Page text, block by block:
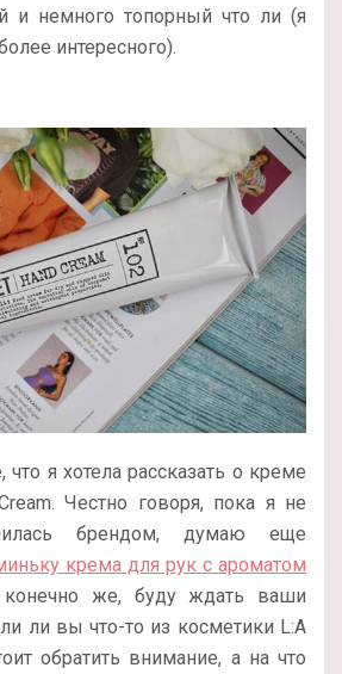
и немного топорный что ли (я
интересного).
я хотела рассказать о креме
Честно говоря, пока я не
брендом, думаю еще
крема для рук с ароматом
же, буду ждать ваши
ли вы что-то из косметики L:A
обратить внимание, а на что